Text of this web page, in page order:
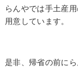
らんやでは手土産
用意しています。
是非、帰省の前に